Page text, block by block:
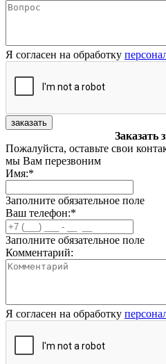
Я согласен на обработку
заказать
Заказать
Пожалуйста, оставьте свои
мы Вам перезвоним
Имя:*
Заполните обязательное поле
Ваш телефон:*
Заполните обязательное поле
Комментарий:
Я согласен на обработку